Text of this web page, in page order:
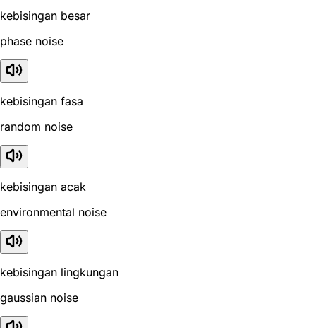
kebisingan besar
phase noise
kebisingan fasa
random noise
kebisingan acak
environmental noise
kebisingan lingkungan
gaussian noise